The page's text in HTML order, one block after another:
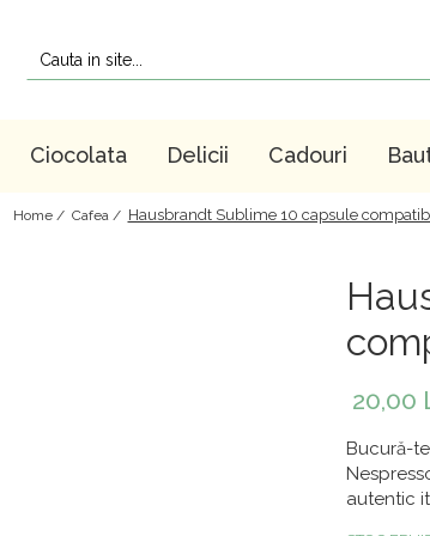
Ciocolata Delicii Cadouri
Home / Cafea / Hausbrandt Sublime 10 capsule
20,00
Bucură-
autentic